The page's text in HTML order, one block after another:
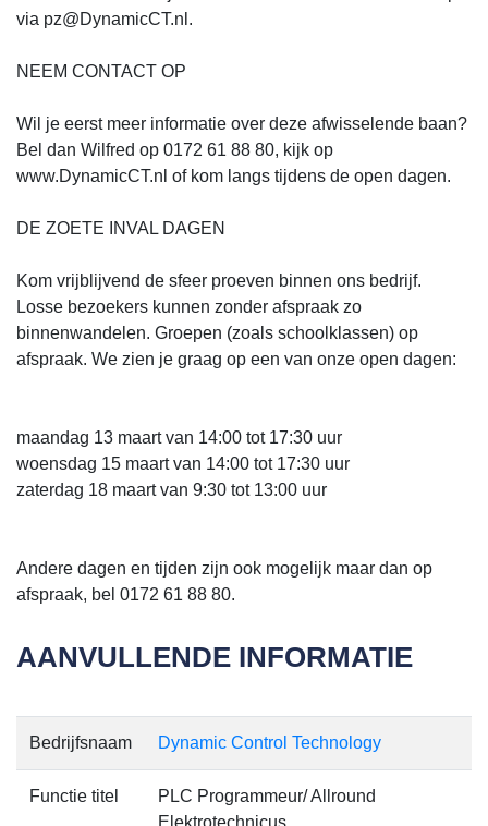
via pz@DynamicCT.nl.
NEEM CONTACT OP
Wil je eerst meer informatie over deze afwisselende baan?
Bel dan Wilfred op 0172 61 88 80, kijk op
www.DynamicCT.nl of kom langs tijdens de open dagen.
DE ZOETE INVAL DAGEN
Kom vrijblijvend de sfeer proeven binnen ons bedrijf.
Losse bezoekers kunnen zonder afspraak zo
binnenwandelen. Groepen (zoals schoolklassen) op
afspraak. We zien je graag op een van onze open dagen:
maandag 13 maart van 14:00 tot 17:30 uur
woensdag 15 maart van 14:00 tot 17:30 uur
zaterdag 18 maart van 9:30 tot 13:00 uur
Andere dagen en tijden zijn ook mogelijk maar dan op
afspraak, bel 0172 61 88 80.
AANVULLENDE INFORMATIE
Bedrijfsnaam Dynamic Control Technology
Functie titel
PLC Programmeur/ Allround
Elektrotechnicus